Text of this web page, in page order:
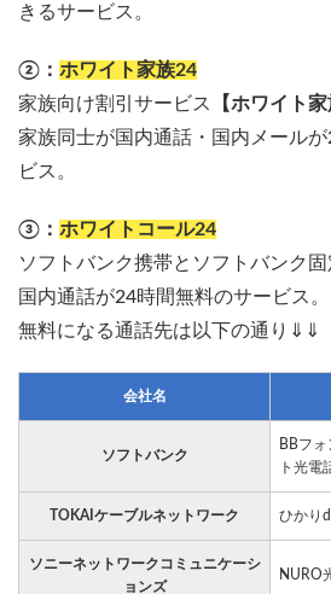
きるサービス。
②： ホワイト家族24
家族向け割引サービス
【ホワイト家
家族同士が国内通話・国内メール
ビス。
③： ホワイトコール24
ソフトバンク携帯とソフトバンク
国内通話が24時間無料のサービス
無料になる通話先は以下の通り⇓⇓
会社名
ソフトバンク
BBフ
ト光
TOKAIケーブルネットワーク ひかり
ソニーネットワークコミュニケーシ
ョンズ
NURO